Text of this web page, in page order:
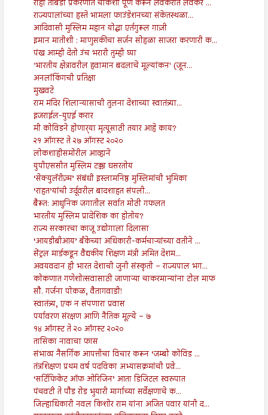
रोहा तांबडी प्रकरणात चौकशी पूर्ण करून लवकरात लवकर ...
राज्यपालांच्या हस्ते भामला फाउंडेशनच्या संकेतस्थळा...
आदिवासी मुस्लिम महान योद्धा एर्तगुरूल गाज़ी
इमान मातीशी : माणुसकीचा सर्जन सोहळा साजरा करणारी क...
पंख आम्ही देतो उंच भरारी तुम्ही घ्या
'भारतीय क्षेत्रावरील हवामान बदलाचे मूल्यांकन' (जून...
अनलॉकिंगची प्रतिक्षा
मुखवटे
राम मंदिर शिलान्यासाची तुलना देशाच्या स्वातंत्र्या...
इजराईल-युएई करार
मी कोविडने होणार्‍या मृत्यूसाठी तयार आहे काय?
२१ ऑगस्ट ते २७ ऑगस्ट २०२०
लोकशाहीसमोरील आव्हाने
युपीएससीत मुस्लिम टक्का घसरतोय
‘सेक्युलॅरीज़्म’ संबंधी इस्लामनिष्ठ मुस्लिमांची भुमिका
‘राहत’यांची उर्दूवरील बादशाहत संपली...
बैरूत: आधुनिक जगातील सर्वात मोठी गफलत
भारतीय मुस्लिम प्रादेशिक का होतोय?
राज्य सरकारचा काजू उद्योगाला दिलासा
‘आयडीबीआय’ बँकेच्या अधिकारी-कर्मचाऱ्यांच्या वतीने ...
सेंट्रल मार्डकडून वैद्यकीय शिक्षण मंत्री अमित देशम...
अवयवदान ही भारत देशाची जुनी संस्कृती – राज्यपाल भग...
कोकणात गणेशोत्सवासाठी जाणाऱ्या चाकरमान्यांना टोल माफ
सौ. गर्जना पोकळ, वैतागवाडी!
स्वातंत्र्य, एक न संपणारा प्रवास
पर्यावरण संरक्षण आणि नैतिक मूल्ये – ७
१४ ऑगस्ट ते २० ऑगस्ट २०२०
तासिका नावाचा फास
संभाव्य नैसर्गिक आपत्तीचा विचार करून ‘जम्बो कोविड ...
तंत्रशिक्षण प्रथम वर्ष पदविका अभ्यासक्रमांची प्रवे...
‘सर्टिफिकेट ऑफ ओरिजिन’ आता डिजिटल स्वरुपात
पंचवटी ते पौड रोड भुयारी मार्गाच्या सर्वेक्षणाचे क...
जिल्हाधिकारी नवल किशोर राम यांना अजित पवार यांनी द...